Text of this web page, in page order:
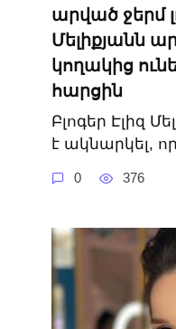
արված ջերմ
Մելիքյանն
կողակից
հարցին
Բլոգեր Էլիզ
է ակնարկել,
0 376